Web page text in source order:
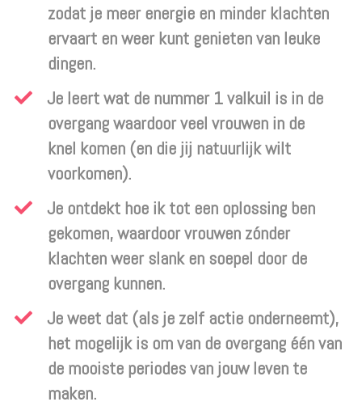
zodat je meer energie en minder klachten
ervaart en weer kunt genieten van leuke
dingen.
Je leert wat de nummer 1 valkuil is in de
overgang waardoor veel vrouwen in de
knel komen (en die jij natuurlijk wilt
voorkomen).
​Je ontdekt hoe ik tot een oplossing ben
gekomen, waardoor vrouwen zónder
klachten weer slank en soepel door de
overgang kunnen.
​Je weet dat (als je zelf actie onderneemt),
het mogelijk is om van de overgang één van
de mooiste periodes van jouw leven te
maken.